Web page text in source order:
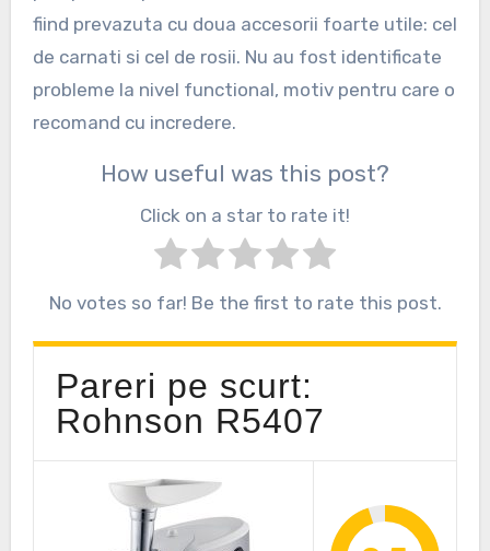
fiind prevazuta cu doua accesorii foarte utile: cel
de carnati si cel de rosii. Nu au fost identificate
probleme la nivel functional, motiv pentru care o
recomand cu incredere.
How useful was this post?
Click on a star to rate it!
No votes so far! Be the first to rate this post.
Pareri pe scurt:
Rohnson R5407